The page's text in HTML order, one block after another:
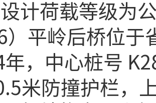
计荷载等级为
）平岭后桥位于
年，中心桩号
米防撞护栏，